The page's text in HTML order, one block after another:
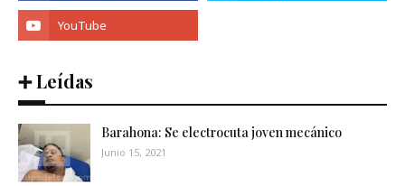
➕ Leídas
Barahona: Se electrocuta joven mecánico
Junio 15, 2021